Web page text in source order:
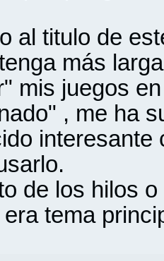
al titulo de
más
mis juegos
, me ha
de los hilos
tema